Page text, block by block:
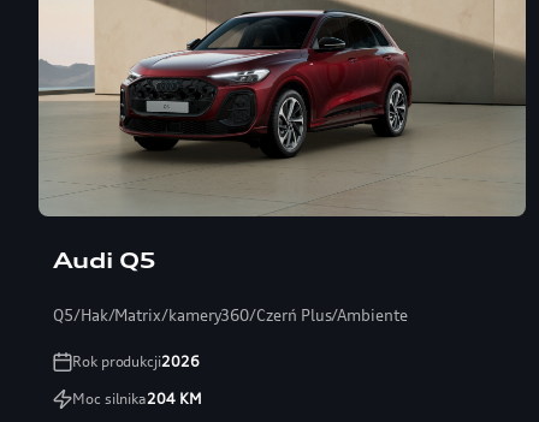
Audi Q5
Q5/Hak/Matrix/kamery360/Czerń Plus/Ambiente
Rok produkcji2026
Moc silnika204KM